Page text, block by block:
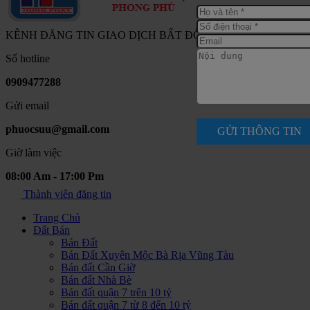
KÊNH ĐĂNG TIN GIAO DỊCH BẤT ĐỘNG SẢN NAM SÀI
Số hotline
0909477288
Gửi email
phuocsuu@gmail.com
Giờ làm việc
08:00 Am - 17:00 Pm
Thành viên đăng tin
Trang Chủ
Đất Bán
Bán Đất
Bán Đất Xuyên Mộc Bà Rịa Vũng Tàu
Bán đất Cần Giờ
Bán đất Nhà Bè
Bán đất quận 7 trên 10 tỷ
Bán đất quận 7 từ 8 đến 10 tỷ
GỬI THÔNG TIN